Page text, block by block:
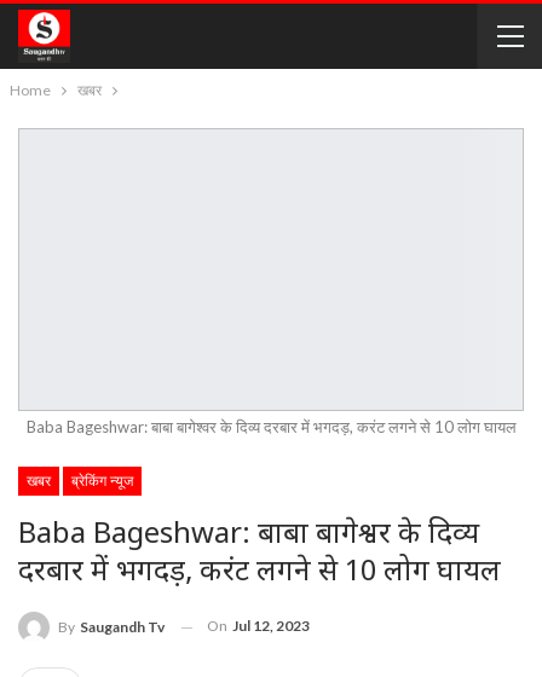
Home खबर
Baba Bageshwar: बाबा बागेश्वर के दिव्य दरबार में भगदड़, करंट लगने से 10 लोग घायल
खबर ब्रेकिंग न्यूज
Baba Bageshwar: बाबा बागेश्वर के दिव्य
दरबार में भगदड़, करंट लगने से 10 लोग घायल
By Saugandh Tv On Jul 12, 2023